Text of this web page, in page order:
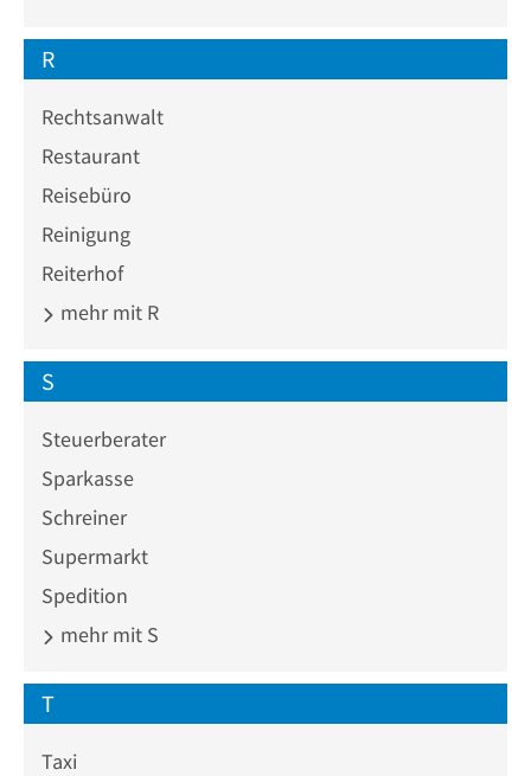
R
Rechtsanwalt
Restaurant
Reisebüro
Reinigung
Reiterhof
mehr mit R
S
Steuerberater
Sparkasse
Schreiner
Supermarkt
Spedition
mehr mit S
T
Taxi